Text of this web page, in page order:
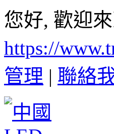
您好, 歡迎
https://
管理 | 聯絡